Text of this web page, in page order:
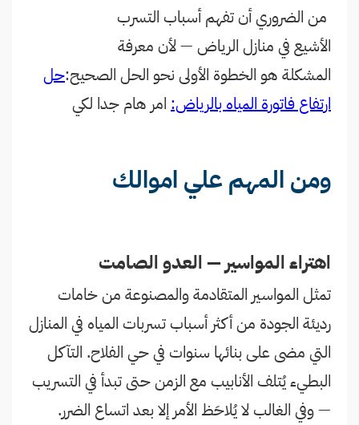
من الضروري أن تفهم أسباب التسرب
الأشيع في منازل الرياض — لأن معرفة
المشكلة هو الخطوة الأولى نحو الحل الصحيح:حل
ارتفاع فاتورة المياه بالرياض: امر هام جدا لكي
ومن المهمعلي اموالك
اهتراء المواسير — العدو الصامت
تمثل المواسير المتقادمة والمصنوعة من خامات
رديئة الجودة من أكثر أسباب تسربات المياه في المنازل
التي مضى على بنائها سنوات في حي الفلاح. التآكل
البطيء يُتلف الأنابيب مع الزمن حتى تبدأ في التسريب
— وفي الغالب لا يُلاحَظ الأمر إلا بعد اتساع الضرر.